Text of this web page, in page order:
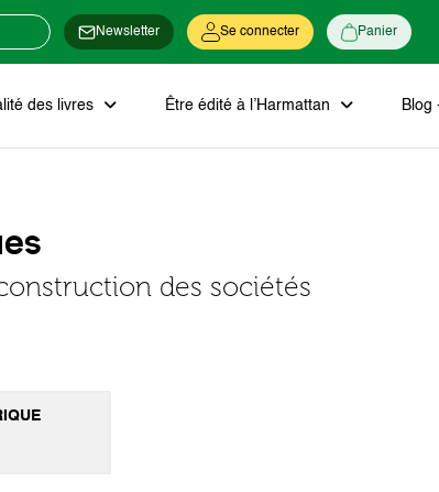
Newsletter Se connecter Panier
des livres Être édité à l’Harmattan Blog
des sociétés